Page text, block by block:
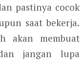
pastinya cocok
saat bekerja.
akan membuat
jangan lupa